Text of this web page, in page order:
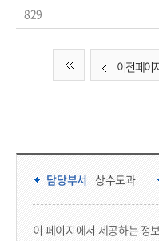
829
이전 페이
담당부서 정보 & 컨텐츠 만족도 조사 & 공공저작물 자유이용 허락 표시
담당부서 상수도과
이 페이지에서 제공하는 정